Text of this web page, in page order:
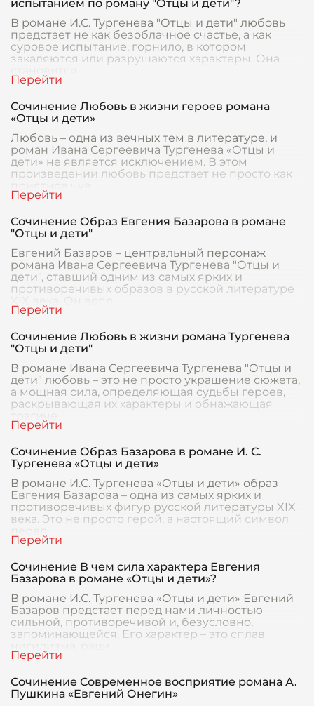
испытанием по роману "Отцы и дети"?
В романе И.С. Тургенева "Отцы и дети" любовь
предстает не как безоблачное счастье, а как
суровое испытание, горнило, в котором
закаляются или разрушаются характеры. Она
Сочинение Любовь в жизни героев романа
«Отцы и дети»
Любовь – одна из вечных тем в литературе, и
роман Ивана Сергеевича Тургенева «Отцы и
дети» не является исключением. В этом
произведении любовь предстает не просто как
Сочинение Образ Евгения Базарова в романе
"Отцы и дети"
Евгений Базаров – центральный персонаж
романа Ивана Сергеевича Тургенева "Отцы и
дети", ставший одним из самых ярких и
противоречивых образов в русской литературе
XIX века. Он вопл
Сочинение Любовь в жизни романа Тургенева
"Отцы и дети"
В романе Ивана Сергеевича Тургенева "Отцы и
дети" любовь – это не просто украшение сюжета,
а мощная сила, определяющая судьбы героев,
раскрывающая их характеры и обнажающая
Сочинение Образ Базарова в романе И. С.
Тургенева «Отцы и дети»
В романе И.С. Тургенева «Отцы и дети» образ
Евгения Базарова – одна из самых ярких и
противоречивых фигур русской литературы XIX
века. Это не просто герой, а настоящий символ
Сочинение В чем сила характера Евгения
Базарова в романе «Отцы и дети»?
В романе И.С. Тургенева «Отцы и дети» Евгений
Базаров предстает перед нами личностью
сильной, противоречивой и, безусловно,
запоминающейся. Его характер – это сплав
Сочинение Современное восприятие романа А.
Пушкина «Евгений Онегин»